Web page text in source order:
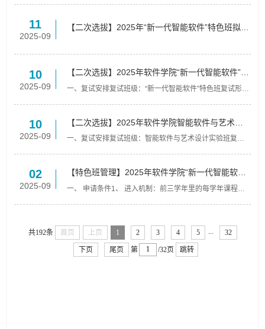
11
2025-09
【二次选拔】2025年“新一代智能软件”特色班拟录
10
2025-09
【二次选拔】2025年软件学院“新一代智能软件”特
色班复试通知
一、复试安排复试班级：“新一代智能软件”特色班复试形
学占比60...
10
2025-09
【二次选拔】2025年软件学院智能软件与艺术设
计实验班复试通知
一、复试安排复试班级：智能软件与艺术设计实验班复试
数学占比60...
02
2025-09
【特色班管理】2025年软件学院“新一代智能软件”
特色动班动态调整通知
一、 申请条件1、 进入机制：前三学年里的每学年课程学
共192条
首页 上页 1 2 3 4 5 ... 32
下页 尾页 第 /32页 跳转